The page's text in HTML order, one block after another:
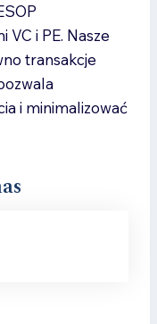
i PE. Nasze
transakcje
i minimalizować